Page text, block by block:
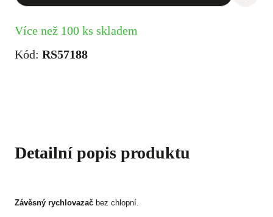
Více než 100 ks skladem
Kód: RS57188
Detailní popis produktu
Závěsný rychlovazač bez chlopní.